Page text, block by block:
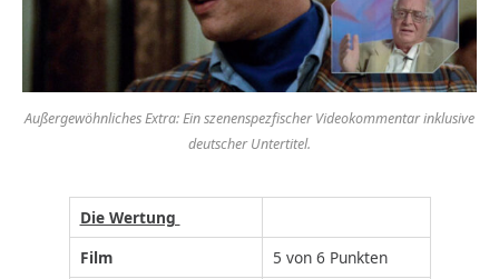
Außergewöhnliches Extra: Ein szenenspezfischer Videokommentar inklusive
deutscher Untertitel.
Die Wertung
Film
5 von 6 Punkten